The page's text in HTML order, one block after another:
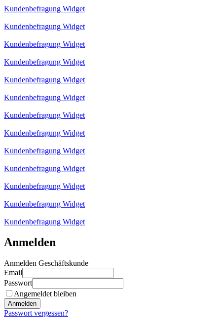
Kundenbefragung Widget
Kundenbefragung Widget
Kundenbefragung Widget
Kundenbefragung Widget
Kundenbefragung Widget
Kundenbefragung Widget
Kundenbefragung Widget
Kundenbefragung Widget
Kundenbefragung Widget
Kundenbefragung Widget
Kundenbefragung Widget
Kundenbefragung Widget
Kundenbefragung Widget
Anmelden
Anmelden Geschäftskunde
Email
Passwort
Angemeldet bleiben
Anmelden
Passwort vergessen?